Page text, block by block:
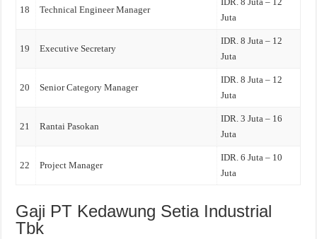
18 Technical Engineer Manager
Juta
19 Executive Secretary
IDR. 8 Juta – 12
Juta
20 Senior Category Manager
IDR. 8 Juta – 12
Juta
21 Rantai Pasokan
IDR. 3 Juta – 16
Juta
22 Project Manager
IDR. 6 Juta – 10
Juta
Gaji PT Kedawung Setia Industrial
Tbk